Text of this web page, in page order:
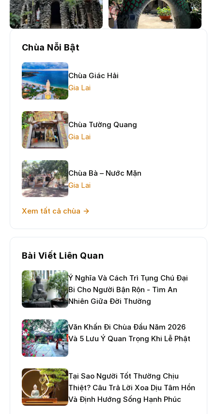
Chùa Nỗi Bật
Chùa Giác Hải
Gia Lai
Chùa Tường Quang
Gia Lai
Chùa Bà – Nước Mặn
Gia Lai
Xem tất cả chùa
Bài Viết Liên Quan
Ý Nghĩa Và Cách Trì Tụng Chú Đại
Bi Cho Người Bận Rộn - Tìm An
Nhiên Giữa Đời Thường
Văn Khấn Đi Chùa Đầu Năm 2026
Và 5 Lưu Ý Quan Trọng Khi Lễ Phật
Tại Sao Người Tốt Thường Chịu
Thiệt? Câu Trả Lời Xoa Dịu Tâm Hồn
Và Định Hướng Sống Hạnh Phúc